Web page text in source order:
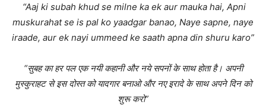
“Aaj ki subah khud se milne ka ek aur mauka hai, Apni
muskurahat se is pal ko yaadgar banao, Naye sapne, naye
iraade, aur ek nayi ummeed ke saath apna din shuru karo”
“सुबह का हर पल एक नयी कहानी और नये सपनों के साथ होता है। अपनी
मुस्कुराहट से इस दोस्त को यादगार बनाओ और नए इरादे के साथ अपने दिन को
शुरू करो”